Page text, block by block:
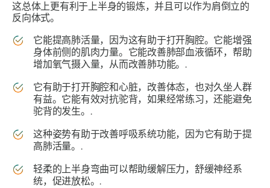
这总体上更有利于上半身的锻炼，并且可以作为肩倒立的
反向体式。
它能提高肺活量，因为这有助于打开胸腔。它能增强
身体前侧的肌肉力量。它能改善肺部血液循环，帮助
增加氧气摄入量，从而改善肺功能。.
它有助于打开胸腔和心脏，改善体态，也对久坐人群
有益。它能有效对抗驼背，如果经常练习，还能避免
驼背的发生。.
这种姿势有助于改善呼吸系统功能，因为它有助于提
高肺活量。.
轻柔的上半身弯曲可以帮助缓解压力，舒缓神经系
统，促进放松。.